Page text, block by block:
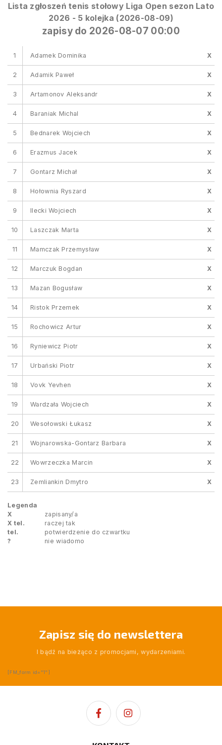
Lista zgłoszeń tenis stołowy Liga Open sezon Lato
2026 - 5 kolejka (2026-08-09)
zapisy do 2026-08-07 00:00
1 Adamek Dominika X
2 Adamik Paweł X
3 Artamonov Aleksandr X
4 Baraniak Michal X
5 Bednarek Wojciech X
6 Erazmus Jacek X
7 Gontarz Michał X
8 Hołownia Ryszard X
9 Ilecki Wojciech X
10 Laszczak Marta X
11 Mamczak Przemysław X
12 Marczuk Bogdan X
13 Mazan Bogusław X
14 Ristok Przemek X
15 Rochowicz Artur X
16 Ryniewicz Piotr X
17 Urbański Piotr X
18 Vovk Yevhen X
19 Wardzała Wojciech X
20 Wesołowski Łukasz X
21 Wojnarowska-Gontarz Barbara X
22 Wowrzeczka Marcin X
23 Zemliankin Dmytro X
Legenda
X
zapisany/a
X tel.
raczej tak
tel.
potwierdzenie do czwartku
?
nie wiadomo
Zapisz się do newslettera
I bądź na bieżąco z promocjami, wydarzeniami.
[FM_form id="1"]